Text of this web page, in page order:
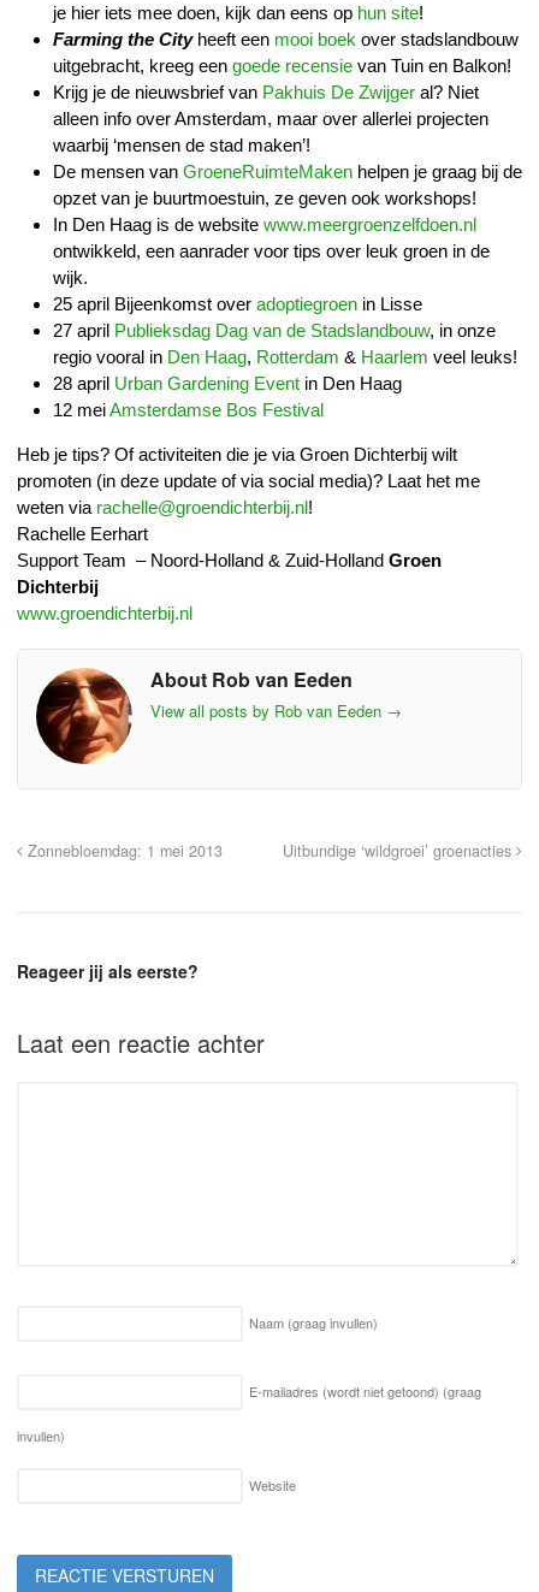
je hier iets mee doen, kijk dan eens op hun site!
Farming the Cityheeft een mooi boek over stadslandbouw
uitgebracht, kreeg een goede recensie van Tuin en Balkon!
Krijg je de nieuwsbrief van Pakhuis De Zwijger al? Niet
alleen info over Amsterdam, maar over allerlei projecten
waarbij ‘mensen de stad maken’!
De mensen van GroeneRuimteMaken helpen je graag bij de
opzet van je buurtmoestuin, ze geven ook workshops!
In Den Haag is de website www.meergroenzelfdoen.nl
ontwikkeld, een aanrader voor tips over leuk groen in de
wijk.
25 april Bijeenkomst over adoptiegroen in Lisse
27 april Publieksdag Dag van de Stadslandbouw, in onze
regio vooral in Den Haag, Rotterdam & Haarlem veel leuks!
28 april Urban Gardening Event in Den Haag
12 meiAmsterdamse Bos Festival
Heb je tips? Of activiteiten die je via Groen Dichterbij wilt
promoten (in deze update of via social media)? Laat het me
weten via rachelle@groendichterbij.nl!
Rachelle Eerhart
Support Team – Noord-Holland & Zuid-Holland Groen
Dichterbij
www.groendichterbij.nl
About Rob van Eeden
View all posts by Rob van Eeden →
Zonnebloemdag: 1 mei 2013 Uitbundige ‘wildgroei’ groenacties
Reageer jij als eerste?
Laat een reactie achter
Naam (graag invullen)
E-mailadres (wordt niet getoond) (graag
invullen)
Website